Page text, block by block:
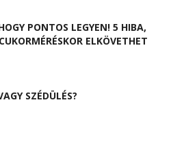
PONTOS LEGYEN! 5 HIBA,
ELKÖVETHET
SZÉDÜLÉS?